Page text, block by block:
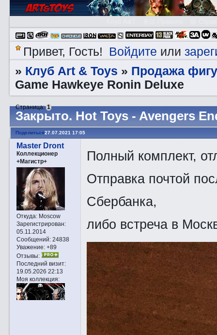
Привет, Гость! Войдите или
» Клуб Art & Toys » Продажа
Game Hawkeye Ronin Deluxe
Закрытo. Hot Toys - Avengers
Страница:1
Поделиться27.07.2021 17:05
Master Dront
Коллекционер
+Магистр+
Откуда:Moscow
Зарегистрирован:
05.11.2014
Сообщений:24838
Уважение: +89
Отзывы:
Последний визит:
19.05.2026 22:13
Моя коллекция:
Полный комплект,
Отправка почтой
Сбербанка,
либо встреча в